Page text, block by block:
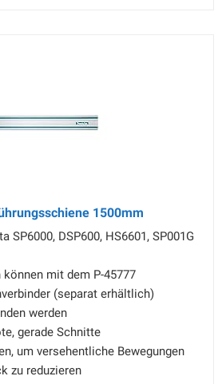
1500mm
SP6000, DSP600, HS6601, SP001G
können mit dem P-45777
(separat erhältlich)
werden
gerade Schnitte
um versehentliche Bewegungen
zu reduzieren